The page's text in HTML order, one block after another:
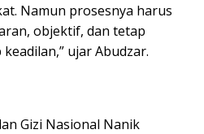
Namun prosesnya harus
objektif, dan tetap
ujar Abudzar.
Gizi Nasional Nanik